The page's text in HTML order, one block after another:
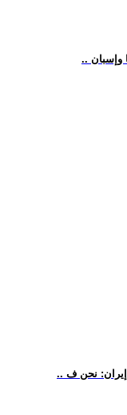
وإسبان
إيران: نحن ف